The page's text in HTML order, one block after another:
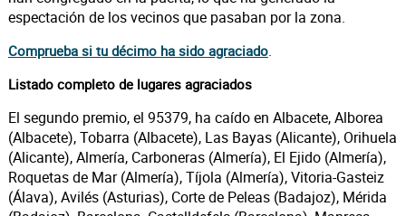
espectación de los vecinos que pasaban por la zona.
Comprueba si tu décimo ha sido agraciado.
Listado completo de lugares agraciados
El segundo premio, el 95379, ha caído en Albacete, Alborea
(Albacete), Tobarra (Albacete), Las Bayas (Alicante), Orihuela
(Alicante), Almería, Carboneras (Almería), El Ejido (Almería),
Roquetas de Mar (Almería), Tíjola (Almería), Vitoria-Gasteiz
(Álava), Avilés (Asturias), Corte de Peleas (Badajoz), Mérida